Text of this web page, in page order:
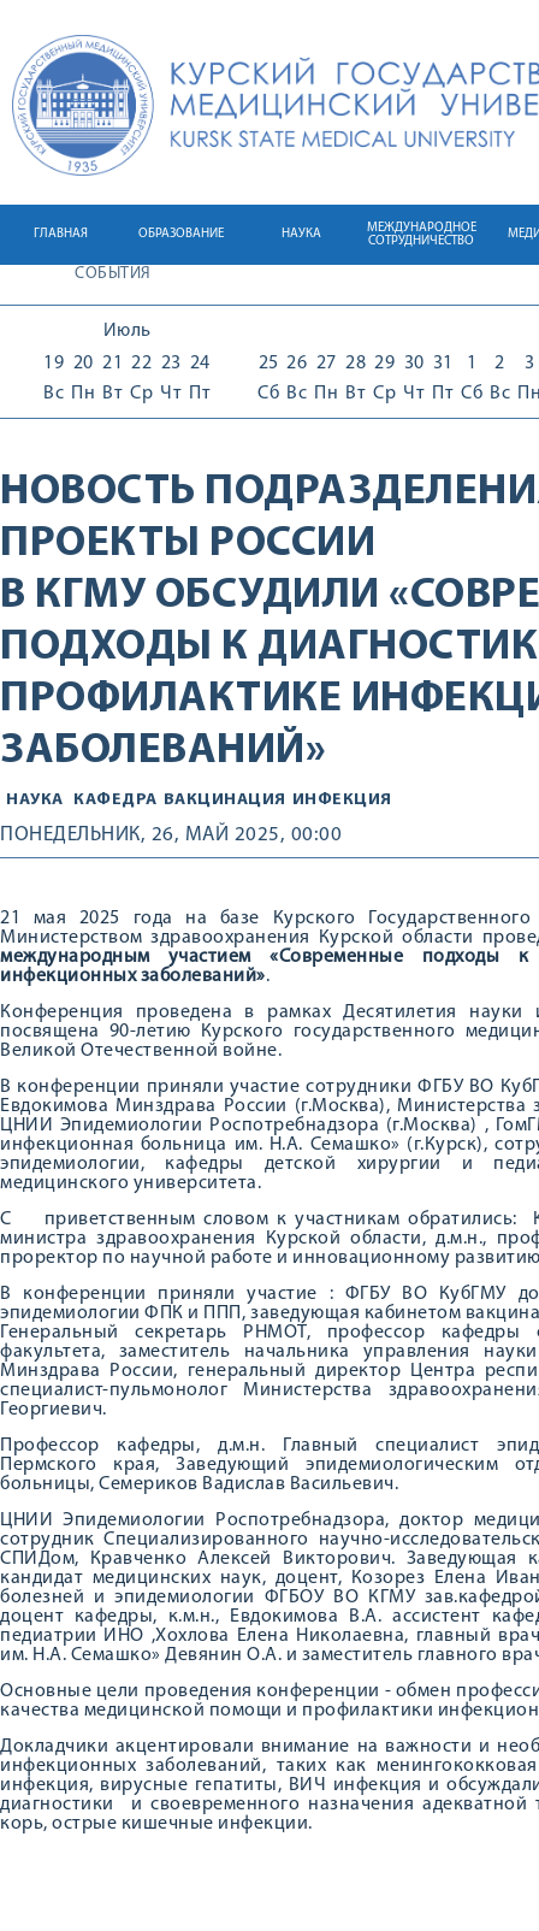
ГЛАВНАЯ ОБРАЗОВАНИЕ НАУКА
МЕЖДУНАРОДНОЕ
СОТРУДНИЧЕСТВО
СОБЫТИЯ
Июль
19
Вс
20
Пн
21
Вт
22
Ср
23
Чт
24
Пт
25
Сб
26
Вс
27
Пн
28
Вт
29
Ср
30
Чт
31
Пт
1
Сб
2
Вс
3
НОВОСТЬ
ПРОЕКТЫ РОССИИ
В КГМУ ОБСУДИЛИ
ПОДХОДЫ К
ПРОФИЛАКТИКЕ
ЗАБОЛЕВАНИЙ»
НАУКА КАФЕДРА ВАКЦИНАЦИЯ ИНФЕКЦИЯ
ПОНЕДЕЛЬНИК, 26, МАЙ 2025, 00:00
21 мая 2025 года на базе Курского
Министерством здравоохранения Курской области
международным участием «Современные подходы
инфекционных заболеваний».
Конференция проведена в рамках Десятилетия
посвящена 90-летию Курского государственного
Великой Отечественной войне.
В конференции приняли участие сотрудники ФГБУ ВО
Евдокимова Минздрава России (г.Москва), Министерства
ЦНИИ Эпидемиологии Роспотребнадзора (г.Москва) ,
инфекционная больница им. Н.А. Семашко» (г.Курск),
эпидемиологии, кафедры детской хирургии и
медицинского университета.
С приветственным словом к участникам обратились:
министра здравоохранения Курской области, д.м.н.,
проректор по научной работе и инновационному
В конференции приняли участие : ФГБУ ВО КубГМУ
эпидемиологии ФПК и ППП, заведующая кабинетом
Генеральный секретарь РНМОТ, профессор кафедры
факультета, заместитель начальника управления
Минздрава России, генеральный директор Центра
специалист-пульмонолог Министерства
Георгиевич.
Профессор кафедры, д.м.н. Главный специалист
Пермского края, Заведующий эпидемиологическим
больницы, Семериков Вадислав Васильевич.
ЦНИИ Эпидемиологии Роспотребнадзора, доктор
сотрудник Специализированного научно-
СПИДом, Кравченко Алексей Викторович. Заведующая
кандидат медицинских наук, доцент, Козорез Елена
болезней и эпидемиологии ФГБОУ ВО КГМУ
доцент кафедры, к.м.н., Евдокимова В.А. ассистент
педиатрии ИНО ,Хохлова Елена Николаевна, главный
им. Н.А. Семашко» Девянин О.А. и заместитель главного
Основные цели проведения конференции - обмен
качества медицинской помощи и профилактики
Докладчики акцентировали внимание на важности и
инфекционных заболеваний, таких как
инфекция, вирусные гепатиты, ВИЧ инфекция и
диагностики и своевременного назначения адекватной
корь, острые кишечные инфекции.